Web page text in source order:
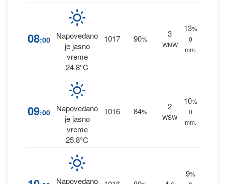
08:00
Napovedano
je jasno
vreme
24.8°C
1017 90%
3
WNW
13%
0
mm.
09:00
Napovedano
je jasno
vreme
25.8°C
1016 84%
2
WSW
10%
0
mm.
Napovedano
9%